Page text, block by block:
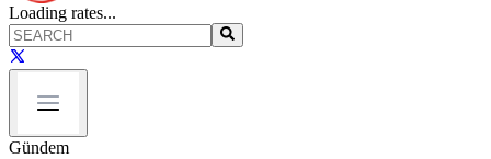
Loading rates...
Gündem